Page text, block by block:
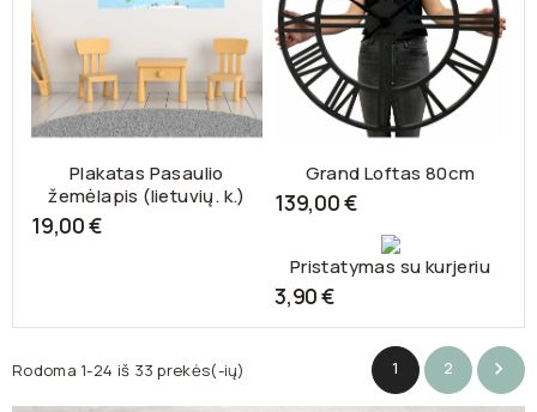
Plakatas Pasaulio
žemėlapis (lietuvių. k.)
19,00 €
Grand Loftas 80cm
139,00 €
Pristatymas su kurjeriu
3,90 €
Rodoma 1-24 iš 33 prekės(-ių) 1 2 